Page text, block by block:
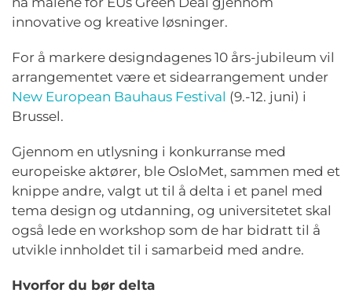
innovative og kreative løsninger.
For å markere designdagenes 10 års-jubileum vil
arrangementet være et sidearrangement under
New European Bauhaus Festival (9.-12. juni) i
Brussel.
Gjennom en utlysning i konkurranse med
europeiske aktører, ble OsloMet, sammen med et
knippe andre, valgt ut til å delta i et panel med
tema design og utdanning, og universitetet skal
også lede en workshop som de har bidratt til å
utvikle innholdet til i samarbeid med andre.
Hvorfor du bør delta